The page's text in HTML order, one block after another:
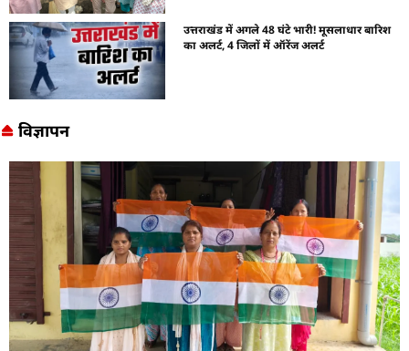
उत्तराखंड में अगले 48 घंटे भारी! मूसलाधार बारिश
का अलर्ट, 4 जिलों में ऑरेंज अलर्ट
विज्ञापन